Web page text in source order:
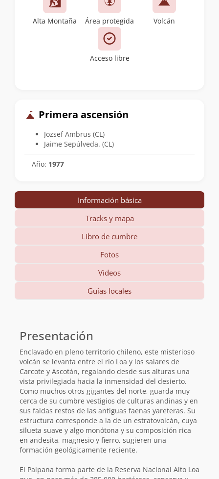
Alta Montaña Área protegida Volcán
Acceso libre
Primera ascensión
Jozsef Ambrus (CL)
Jaime Sepúlveda. (CL)
Año: 1977
Información básica
Tracks y mapa
Libro de cumbre
Fotos
Videos
Guías locales
básica
Presentación
Enclavado en pleno territorio chileno, este misterioso
volcán se levanta entre el río Loa y los salares de
Carcote y Ascotán, regalando desde sus alturas una
vista privilegiada hacia la inmensidad del desierto.
Como muchos otros gigantes del norte, guarda muy
cerca de su cumbre vestigios de culturas andinas y en
sus faldas restos de las antiguas faenas yareteras. Su
estructura corresponde a la de un estratovolcán, cuya
silueta suave y algo monótona y su composición rica
en andesita, magnesio y fierro, sugieren una
formación geológicamente reciente.
El Palpana forma parte de la Reserva Nacional Alto Loa